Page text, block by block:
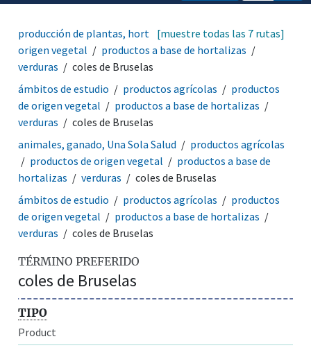
producción de plantas, horticultura
productos de
origen vegetal
productos a base de hortalizas
verduras
coles de Bruselas
[muestre todas las 7 rutas]
ámbitos de estudio productos agrícolas
productos
de origen vegetal
productos a base de hortalizas
verduras
coles de Bruselas
animales, ganado, Una Sola Salud
productos agrícolas
productos de origen vegetal
productos a base de
hortalizas
verduras
coles de Bruselas
ámbitos de estudio
productos agrícolas
productos
de origen vegetal
productos a base de hortalizas
verduras
coles de Bruselas
TÉRMINO PREFERIDO
coles de Bruselas
TIPO
Product